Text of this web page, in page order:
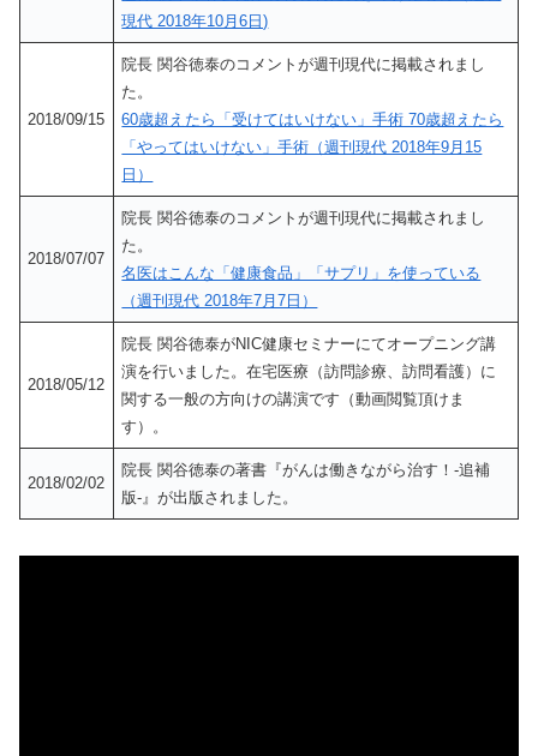
現代 2018年10月6日)
2018/09/15
院長 関谷徳泰のコメントが週刊現代に掲載されまし
た。
60歳超えたら「受けてはいけない」手術 70歳超えたら
「やってはいけない」手術（週刊現代 2018年9月15
日）
2018/07/07
院長 関谷徳泰のコメントが週刊現代に掲載されまし
た。
名医はこんな「健康食品」「サプリ」を使っている
（週刊現代 2018年7月7日）
2018/05/12
院長 関谷徳泰がNIC健康セミナーにてオープニング講
演を行いました。在宅医療（訪問診療、訪問看護）に
関する一般の方向けの講演です（動画閲覧頂けま
す）。
2018/02/02
院長 関谷徳泰の著書『がんは働きながら治す！-追補
版-』が出版されました。